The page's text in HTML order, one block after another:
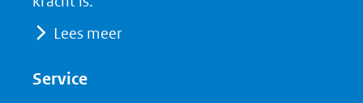
in
Lees meer
Service